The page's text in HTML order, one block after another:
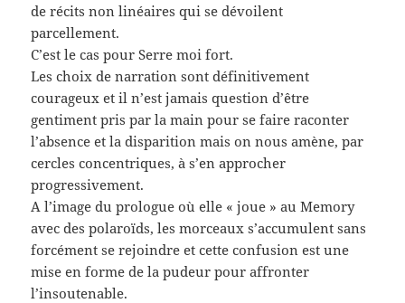
de récits non linéaires qui se dévoilent
parcellement.
C’est le cas pour Serre moi fort.
Les choix de narration sont définitivement
courageux et il n’est jamais question d’être
gentiment pris par la main pour se faire raconter
l’absence et la disparition mais on nous amène, par
cercles concentriques, à s’en approcher
progressivement.
A l’image du prologue où elle « joue » au Memory
avec des polaroïds, les morceaux s’accumulent sans
forcément se rejoindre et cette confusion est une
mise en forme de la pudeur pour affronter
l’insoutenable.